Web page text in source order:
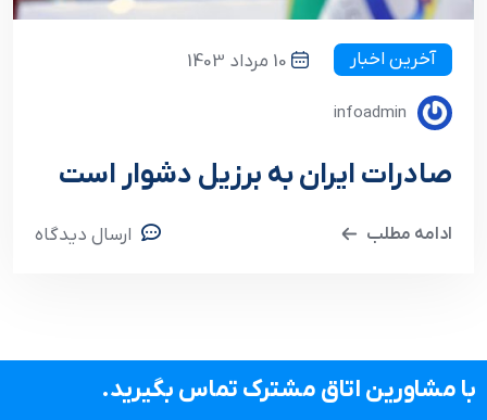
آخرین اخبار 10 مرداد 1403
infoadmin
صادرات ایران به برزیل دشوار است
ادامه مطلب ارسال دیدگاه
با مشاورین اتاق مشترک تماس بگیرید.